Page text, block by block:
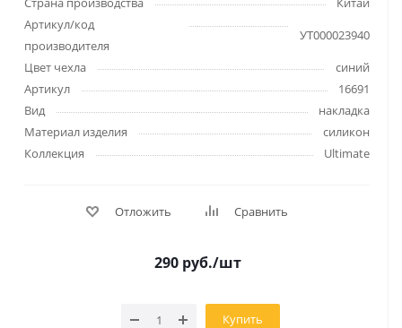
Артикул/код
производителя
УТ000023940
Цвет чехла
синий
Артикул
16691
Вид
накладка
Материал изделия
силикон
Коллекция
Ultimate
Отложить Сравнить
290руб./шт
Купить